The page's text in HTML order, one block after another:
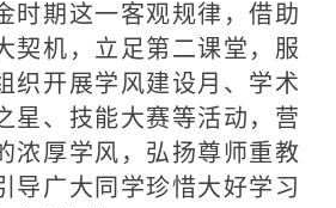
时期这一客观规律，借助
契机，立足第二课堂，服
织开展学风建设月、学术
星、技能大赛等活动，营
浓厚学风，弘扬尊师重教
导广大同学珍惜大好学习